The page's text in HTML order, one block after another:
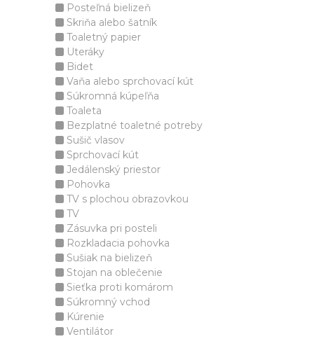
Posteľná bielizeň
Skriňa alebo šatník
Toaletný papier
Uteráky
Bidet
Vaňa alebo sprchovací kút
Súkromná kúpeľňa
Toaleta
Bezplatné toaletné potreby
Sušič vlasov
Sprchovací kút
Jedálenský priestor
Pohovka
TV s plochou obrazovkou
TV
Zásuvka pri posteli
Rozkladacia pohovka
Sušiak na bielizeň
Stojan na oblečenie
Sieťka proti komárom
Súkromný vchod
Kúrenie
Ventilátor